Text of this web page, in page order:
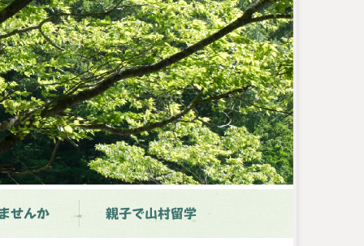
せんか 親子で山村留学